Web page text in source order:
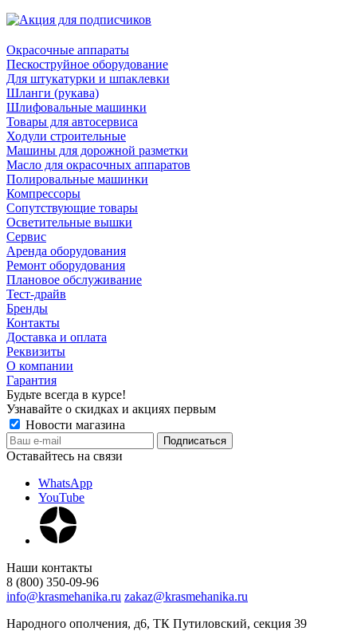
Окрасочные аппараты
Пескоструйное оборудование
Для штукатурки и шпаклевки
Шланги (рукава)
Шлифовальные машинки
Товары для автосервиса
Ходули строительные
Машины для дорожной разметки
Масло для окрасочных аппаратов
Полировальные машинки
Компрессоры
Сопутствующие товары
Осветительные вышки
Сервис
Аренда оборудования
Ремонт оборудования
Плановое обслуживание
Тест-драйв
Бренды
Контакты
Доставка и оплата
Реквизиты
О компании
Гарантия
Будьте всегда в курсе!
Узнавайте о скидках и акциях первым
Новости магазина
Оставайтесь на связи
WhatsApp
YouTube
Наши контакты
8 (800) 350-09-96
info@krasmehanika.ru zakaz@krasmehanika.ru
Народного ополчения, д6, ТК Путиловский, секция 39